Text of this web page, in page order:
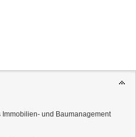
und Baumanagement